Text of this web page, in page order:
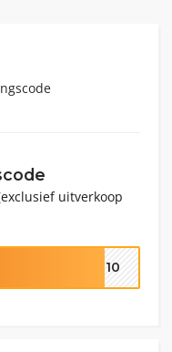
uitverkoop
OM10